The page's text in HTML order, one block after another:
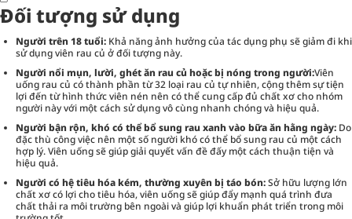
Đối tượng sử dụng
Người trên 18 tuổi: Khả năng ảnh hưởng của tác dụng phụ sẽ giảm đi khi
sử dụng viên rau củ ở đối tượng này.
Người nổi mụn, lười, ghét ăn rau củ hoặc bị nóng trong người:Viên
uống rau củ có thành phần từ 32 loại rau củ tự nhiên, cộng thêm sự tiện
lợi đến từ hình thức viên nén nên có thể cung cấp đủ chất xơ cho nhóm
người này với một cách sử dụng vô cùng nhanh chóng và hiệu quả.
Người bận rộn, khó có thể bổ sung rau xanh vào bữa ăn hằng ngày: Do
đặc thù công việc nên một số người khó có thể bổ sung rau củ một cách
hợp lý. Viên uống sẽ giúp giải quyết vấn đề đấy một cách thuận tiện và
hiệu quả.
Người có hệ tiêu hóa kém, thường xuyên bị táo bón:Sở hữu lượng lớn
chất xơ có lợi cho tiêu hóa, viên uống sẽ giúp đẩy mạnh quá trình đưa
chất thải ra môi trường bên ngoài và giúp lợi khuẩn phát triển trong môi